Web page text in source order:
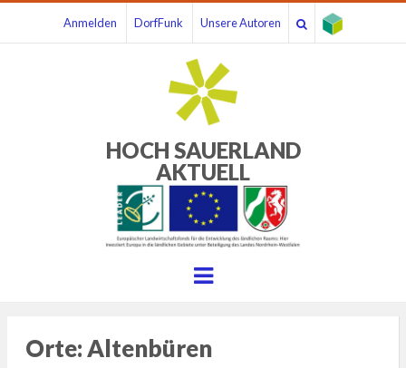
Anmelden DorfFunk Unsere Autoren
HOCH SAUERLAND
AKTUELL
Menu
Orte:Altenbüren